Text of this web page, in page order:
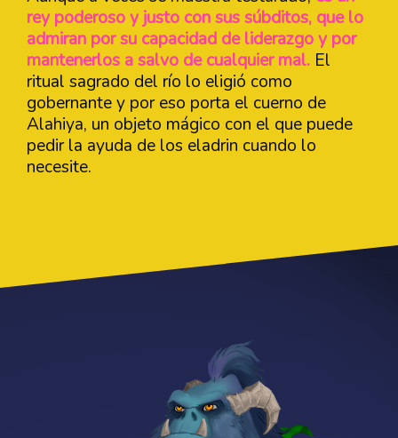
rey poderoso y justo con sus súbditos, que lo
admiran por su capacidad de liderazgo y por
mantenerlos a salvo de cualquier mal. El
ritual sagrado del río lo eligió como
gobernante y por eso porta el cuerno de
Alahiya, un objeto mágico con el que puede
pedir la ayuda de los eladrin cuando lo
necesite.